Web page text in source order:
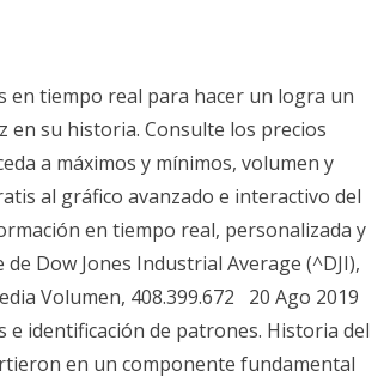
en tiempo real para hacer un logra un
en su historia. Consulte los precios
a máximos y mínimos, volumen y
al gráfico avanzado e interactivo del
en tiempo real, personalizada y
Dow Jones Industrial Average (^DJI),
Volumen, 408.399.672 20 Ago 2019
e identificación de patrones. Historia del
en un componente fundamental